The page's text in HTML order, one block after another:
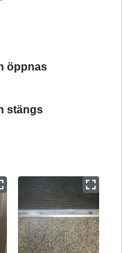
öppnas
stängs